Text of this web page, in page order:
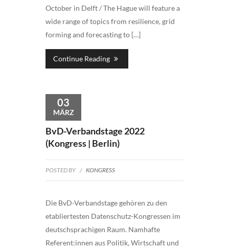
October in Delft / The Hague will feature a
wide range of topics from resilience, grid
forming and forecasting to […]
Continue Reading
03
MÄRZ
BvD-Verbandstage 2022
(Kongress | Berlin)
POSTED BY / KONGRESS
Die BvD-Verbandstage gehören zu den
etabliertesten Datenschutz-Kongressen im
deutschsprachigen Raum. Namhafte
Referent:innen aus Politik, Wirtschaft und